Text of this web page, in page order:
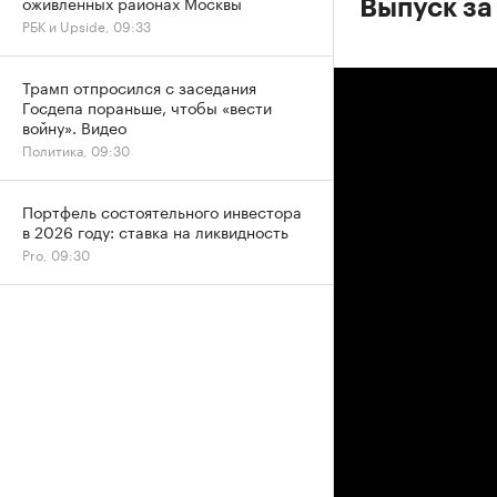
Выпуск
РБК и Upside, 09:33
Трамп отпросился с заседания
Госдепа пораньше, чтобы «вести
войну». Видео
Политика, 09:30
Портфель состоятельного инвестора
в 2026 году: ставка на ликвидность
Pro, 09:30